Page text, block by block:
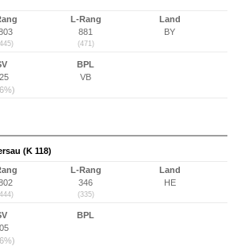
L-Rang
881
(471)
Land
BY
BPL
VB
(K 118)
L-Rang
346
(335)
Land
HE
BPL